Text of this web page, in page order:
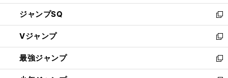
し
い
ウ
ィ
ン
ド
ウ
ジャンプSQ
新
し
い
ウ
ィ
ン
Vジャンプ
新
し
い
ウ
最強ジャンプ
新
し